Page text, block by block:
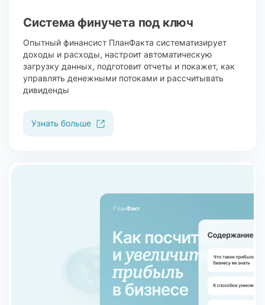
Система финучета под ключ
Опытный финансист ПланФакта систематизирует
доходы и расходы, настроит автоматическую
загрузку данных, подготовит отчеты и покажет, как
управлять денежными потоками и рассчитывать
дивиденды
Узнать больше